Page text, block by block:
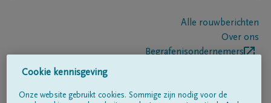
Alle rouwberichten
Over ons
Begrafenisondernemers
Cookie kennisgeving
Onze website gebruikt cookies. Sommige zijn nodig voor de